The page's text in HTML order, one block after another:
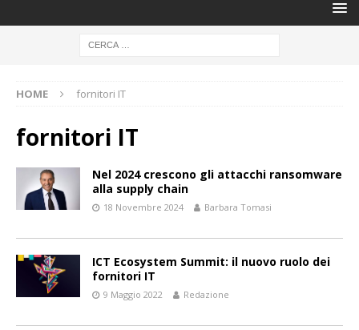
HOME fornitori IT
fornitori IT
Nel 2024 crescono gli attacchi ransomware
alla supply chain
18 Novembre 2024 Barbara Tomasi
ICT Ecosystem Summit: il nuovo ruolo dei
fornitori IT
9 Maggio 2022 Redazione